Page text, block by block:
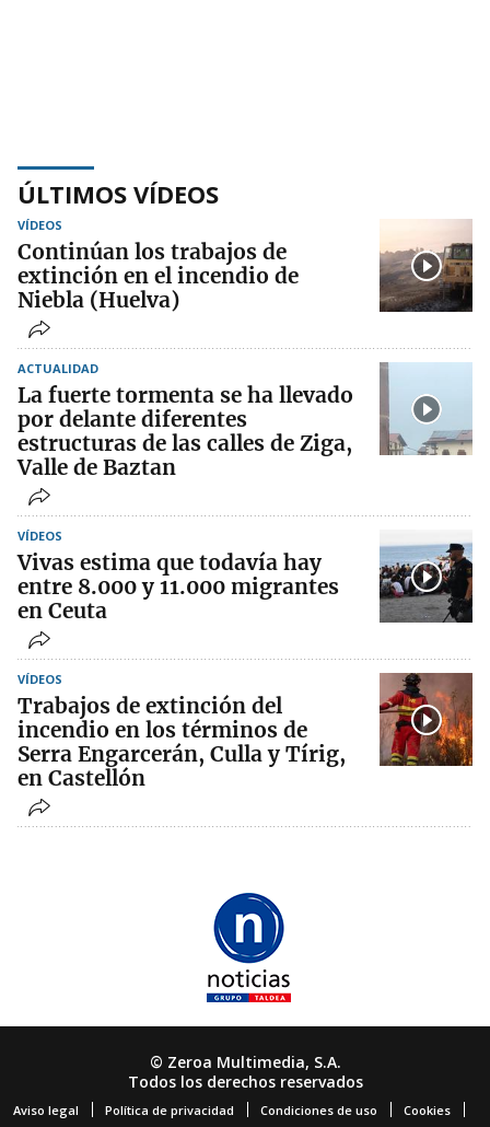
ÚLTIMOS VÍDEOS
VÍDEOS
Continúan los trabajos de
extinción en el incendio de
Niebla (Huelva)
ACTUALIDAD
La fuerte tormenta se ha llevado
por delante diferentes
estructuras de las calles de Ziga,
Valle de Baztan
VÍDEOS
Vivas estima que todavía hay
entre 8.000 y 11.000 migrantes
en Ceuta
VÍDEOS
Trabajos de extinción del
incendio en los términos de
Serra Engarcerán, Culla y Tírig,
en Castellón
© Zeroa Multimedia, S.A.
Todos los derechos reservados
Aviso legal Política de privacidad Condiciones de uso Cookies